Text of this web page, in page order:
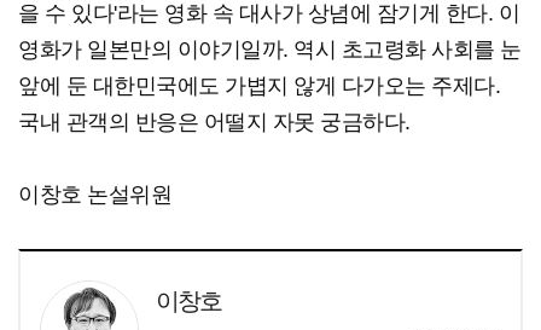
을 수 있다'라는 영화 속 대사가 상념에 잠기게 한다. 이
영화가 일본만의 이야기일까. 역시 초고령화 사회를 눈
앞에 둔 대한민국에도 가볍지 않게 다가오는 주제다.
국내 관객의 반응은 어떨지 자못 궁금하다.
이창호 논설위원
이창호